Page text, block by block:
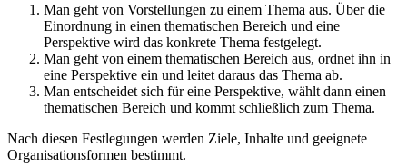
Man geht von Vorstellungen zu einem Thema aus. Über die
Einordnung in einen thematischen Bereich und eine
Perspektive wird das konkrete Thema festgelegt.
Man geht von einem thematischen Bereich aus, ordnet ihn in
eine Perspektive ein und leitet daraus das Thema ab.
Man entscheidet sich für eine Perspektive, wählt dann einen
thematischen Bereich und kommt schließlich zum Thema.
Nach diesen Festlegungen werden Ziele, Inhalte und geeignete
Organisationsformen bestimmt.